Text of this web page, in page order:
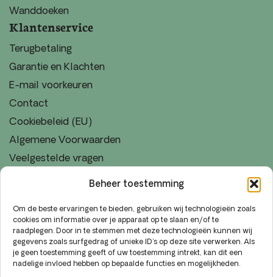
Beheer toestemming
Om de beste ervaringen te bieden, gebruiken wij technologieën zoals
cookies om informatie over je apparaat op te slaan en/of te
raadplegen. Door in te stemmen met deze technologieën kunnen wij
gegevens zoals surfgedrag of unieke ID's op deze site verwerken. Als
je geen toestemming geeft of uw toestemming intrekt, kan dit een
nadelige invloed hebben op bepaalde functies en mogelijkheden.
Wanddoeken
Klantenservice
Terugbetaling
Garantie en Klachten
E-mail voorkeuren
Contact
Cookiebeleid (EU)
Algemene Voorwaarden
Veelgestelde vragen
Verzending
Uitgelicht
Muurcirkels van Dibond
Muurcirkels van Forex